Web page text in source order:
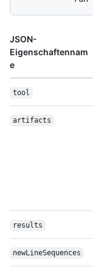
JSON-
Eigenschaftennam
e
tool
artifacts
results
newLineSequences